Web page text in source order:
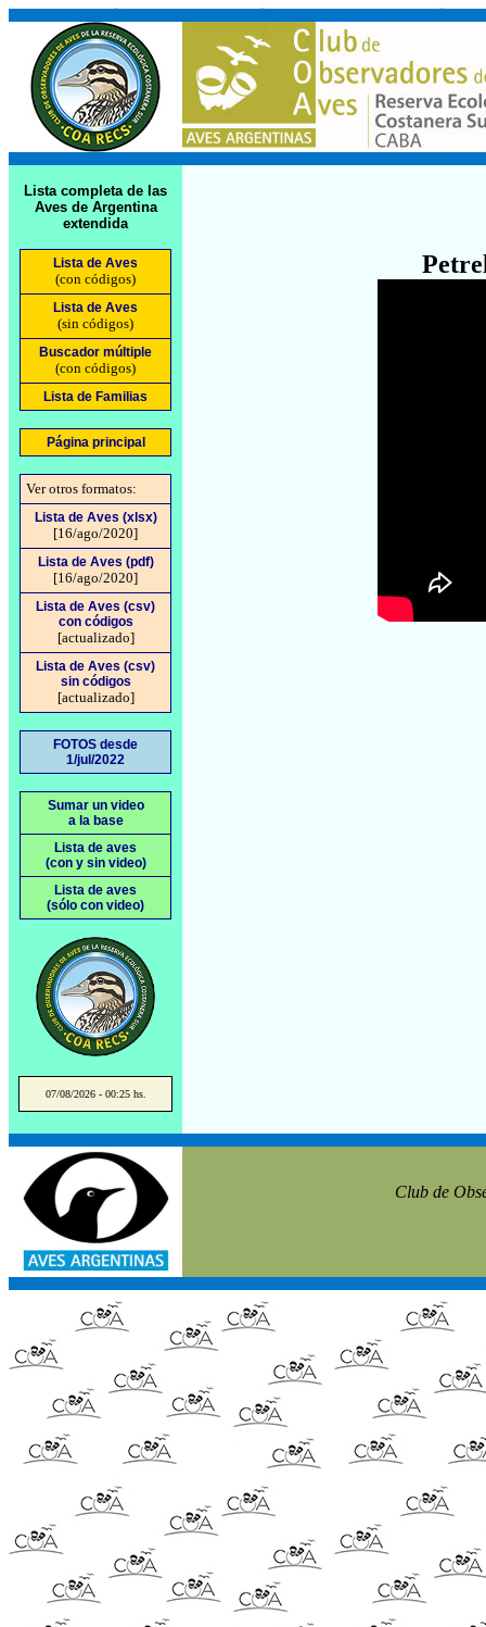
Lista completa de las
Aves de Argentina
extendida
Lista de Aves
(con códigos)
Lista de Aves
(sin códigos)
Buscador múltiple
(con códigos)
Lista de Familias
Página principal
Ver otros formatos:
Lista de Aves (xlsx)
[16/ago/2020]
Lista de Aves (pdf)
[16/ago/2020]
Lista de Aves (csv)
con códigos
[actualizado]
Lista de Aves (csv)
sin códigos
[actualizado]
FOTOS desde
1/jul/2022
Sumar un video
a la base
Lista de aves
(con y sin video)
Lista de aves
(sólo con video)
07/08/2026 - 00:25 hs.
Club de